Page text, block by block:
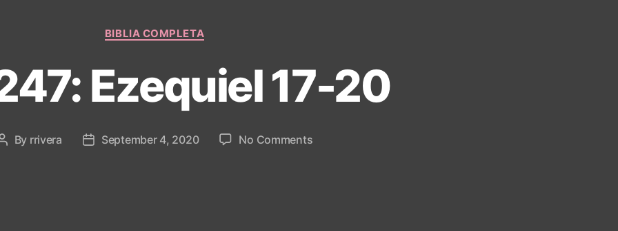
Categories
BIBLIA COMPLETA
Ezequiel 17-20
Post
By rrivera
PostSeptember 4, 2020 No Commentson